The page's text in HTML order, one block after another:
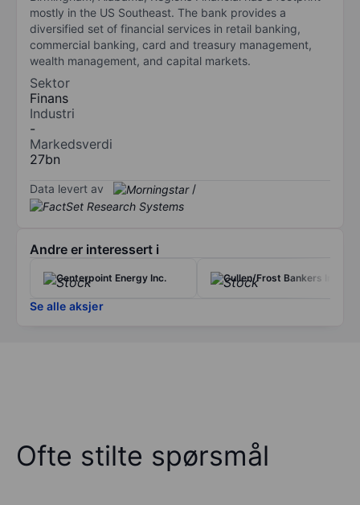
mostly in the US Southeast. The bank provides a
diversified set of financial services in retail banking,
commercial banking, card and treasury management,
wealth management, and capital markets.
Sektor
Finans
Industri
-
Markedsverdi
27bn
Data levert av /
Andre er interessert i
Centerpoint Energy Inc. Cullen/Frost Bankers Inc.
Se alle aksjer
Ofte stilte spørsmål